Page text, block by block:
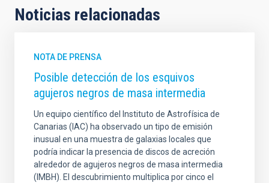
Noticias relacionadas
NOTA DE PRENSA
Posible detección de los esquivos
agujeros negros de masa intermedia
Un equipo científico del Instituto de Astrofísica de
Canarias (IAC) ha observado un tipo de emisión
inusual en una muestra de galaxias locales que
podría indicar la presencia de discos de acreción
alrededor de agujeros negros de masa intermedia
(IMBH). El descubrimiento multiplica por cinco el